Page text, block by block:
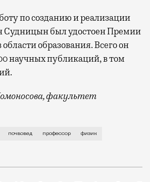
по созданию и реализации
Судницын был удостоен Премии
образования. Всего он
научных публикаций, в том
факультет
нашла в квартире его 67-летняя
почвовед профессор физик